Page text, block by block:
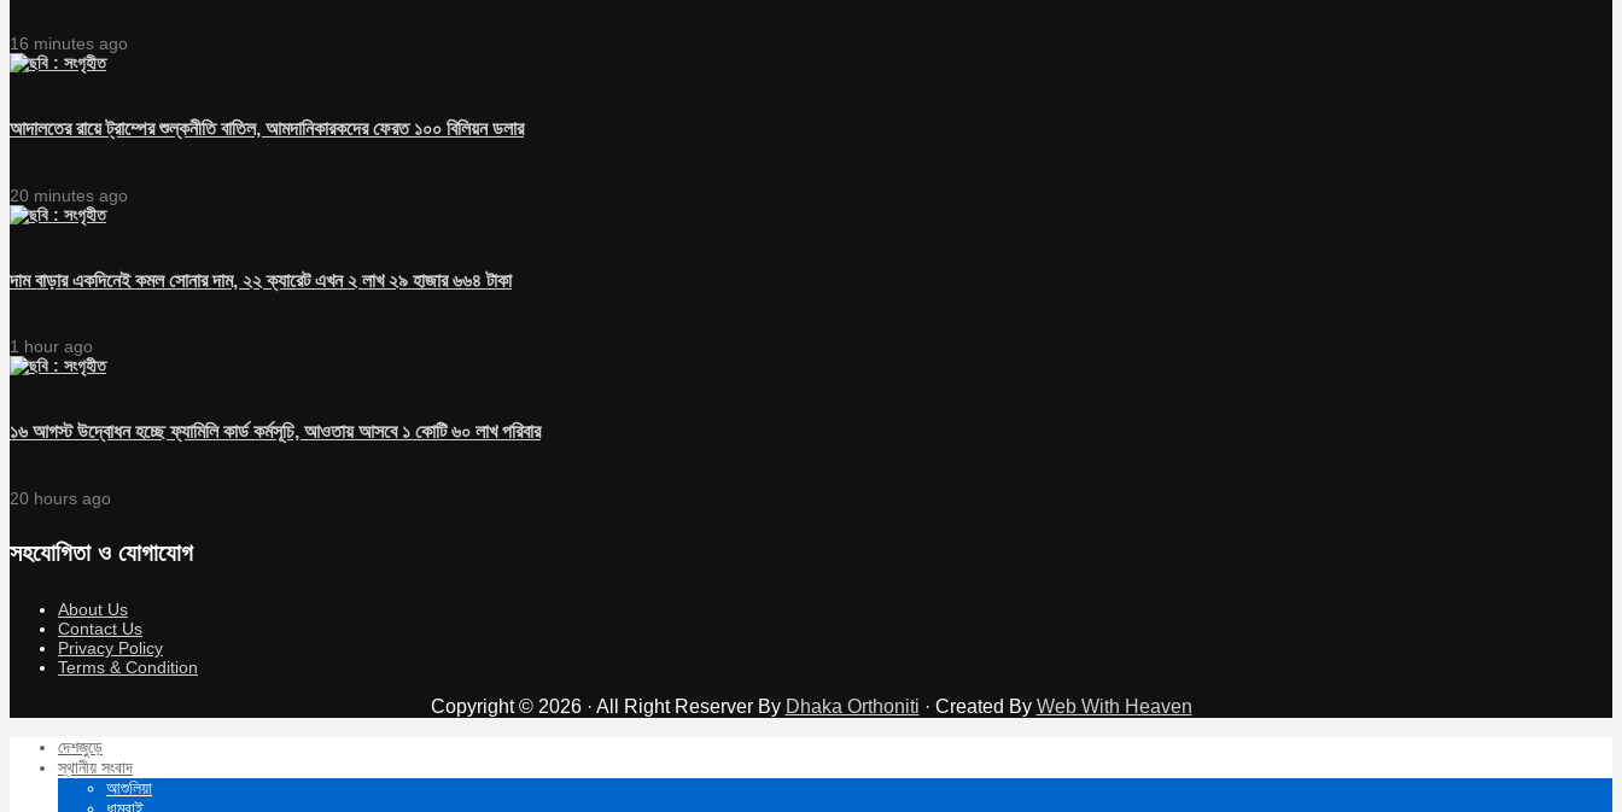
16 minutes ago
আদালতের রায়ে ট্রাম্পের শুল্কনীতি বাতিল, আমদানিকারকদের ফেরত ১০০ বিলিয়ন ডলার
20 minutes ago
দাম বাড়ার একদিনেই কমল সোনার দাম, ২২ ক্যারেট এখন ২ লাখ ২৯ হাজার ৬৬৪ টাকা
1 hour ago
১৬ আগস্ট উদ্বোধন হচ্ছে ফ্যামিলি কার্ড কর্মসূচি, আওতায় আসবে ১ কোটি ৬০ লাখ পরিবার
20 hours ago
সহযোগিতা ও যোগাযোগ
About Us
Contact Us
Privacy Policy
Terms & Condition
Copyright © 2026 · All Right Reserver By Dhaka Orthoniti · Created By Web With Heaven
দেশজুড়ে
স্থানীয় সংবাদ
আশুলিয়া